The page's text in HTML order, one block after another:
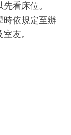
看床位。
時依規定至辦
友。